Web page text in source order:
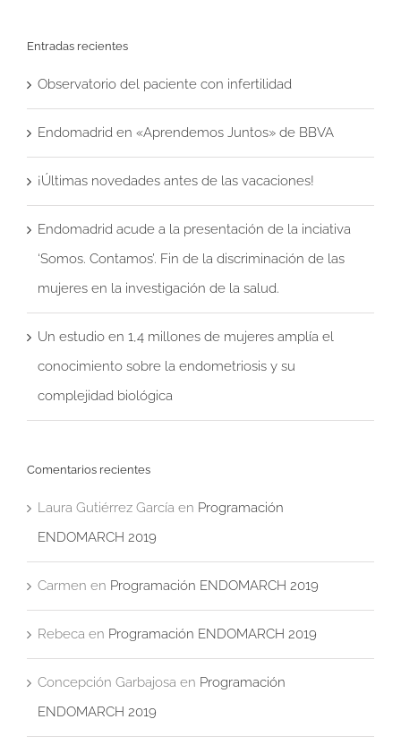
Entradas recientes
Observatorio del paciente con infertilidad
Endomadrid en «Aprendemos Juntos» de BBVA
¡Últimas novedades antes de las vacaciones!
Endomadrid acude a la presentación de la inciativa
‘Somos. Contamos’. Fin de la discriminación de las
mujeres en la investigación de la salud.
Un estudio en 1,4 millones de mujeres amplía el
conocimiento sobre la endometriosis y su
complejidad biológica
Comentarios recientes
Laura Gutiérrez García en Programación
ENDOMARCH 2019
Carmen en Programación ENDOMARCH 2019
Rebeca en Programación ENDOMARCH 2019
Concepción Garbajosa en Programación
ENDOMARCH 2019